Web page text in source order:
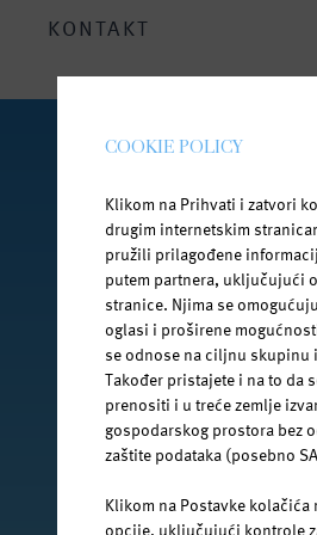
KONTAKT
facebook.com/
@janawater
COOKIE POLICY
Klikom na Prihvati i zatvori
drugim internetskim
pružili prilagođene
putem partnera, uključujući
stranice. Njima se
oglasi i proširene
se odnose na ciljnu skupinu
Također pristajete i na to da
prenositi i u treće zemlje
gospodarskog prostora bez
zaštite podataka (posebno
Klikom na Postavke kolačića
opcije, uključujući kontrole